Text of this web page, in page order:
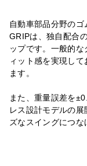
自動車部品分野の
GRIPは、独自配合
ップです。一般的
ィット感を実現し
ます。
また、重量誤差を
レス設計モデルの
ズなスイングにつな